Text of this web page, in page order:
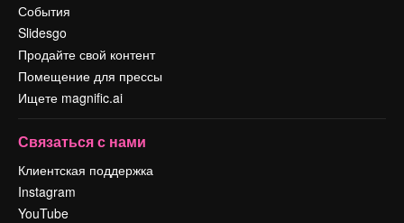
События
Slidesgo
Продайте свой контент
Помещение для прессы
Ищете magnific.ai
Связаться с нами
Клиентская поддержка
Instagram
YouTube